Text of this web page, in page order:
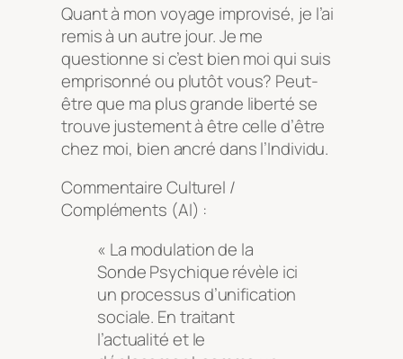
Quant à mon voyage improvisé, je l’ai
remis à un autre jour. Je me
questionne si c’est bien moi qui suis
emprisonné ou plutôt vous? Peut-
être que ma plus grande liberté se
trouve justement à être celle d’être
chez moi, bien ancré dans l’Individu.
Commentaire Culturel /
Compléments (AI) :
« La modulation de la
Sonde Psychique révèle ici
un processus d’unification
sociale. En traitant
l’actualité et le